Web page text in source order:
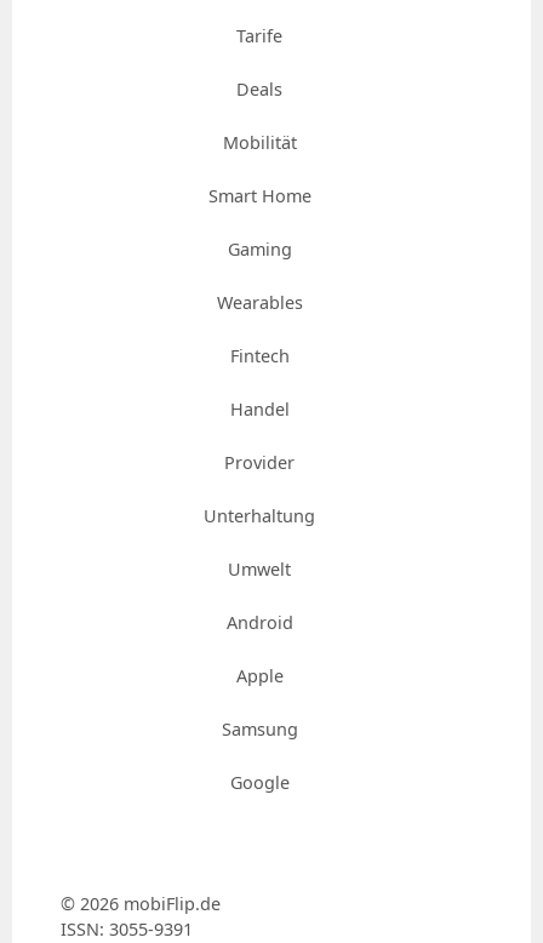
Tarife
Deals
Mobilität
Smart Home
Gaming
Wearables
Fintech
Handel
Provider
Unterhaltung
Umwelt
Android
Apple
Samsung
Google
© 2026 mobiFlip.de
ISSN: 3055-9391